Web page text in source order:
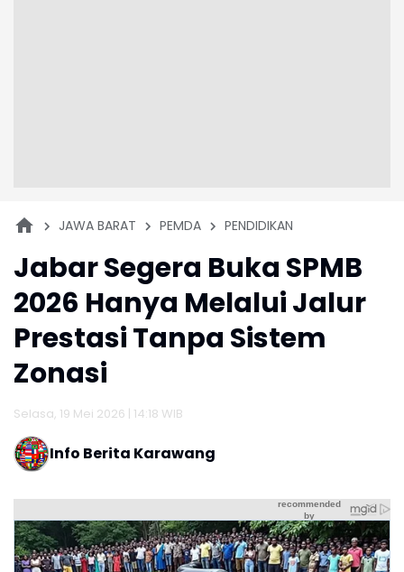
JAWA BARAT PEMDA PENDIDIKAN
Jabar Segera Buka SPMB
2026 Hanya Melalui Jalur
Prestasi Tanpa Sistem
Zonasi
Selasa, 19 Mei 2026 | 14:18 WIB
Info Berita Karawang